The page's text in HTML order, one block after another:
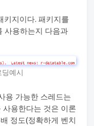
키지이다. 패키지를
사용하는지 다음과
예시
용 가능한 스레드는
용한다는 것은 이론
정도(정확하게 벤치